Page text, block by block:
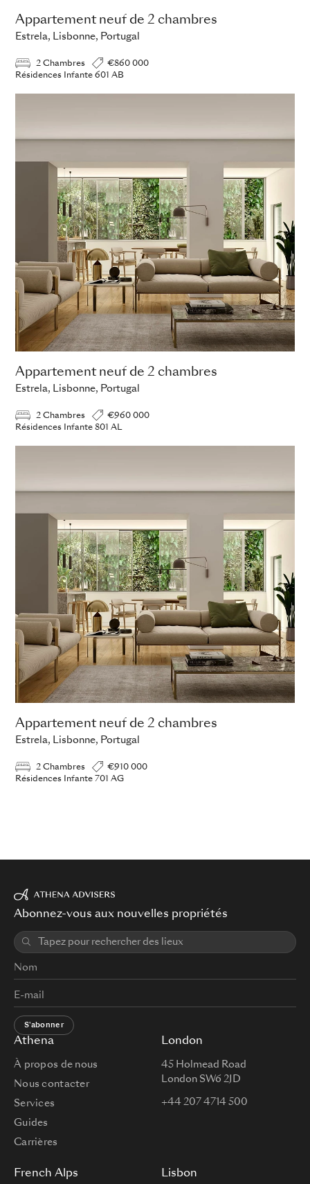
Appartement neuf de 2 chambres
Estrela, Lisbonne, Portugal
2 Chambres
€860 000
Résidences Infante 601 AB
Appartement neuf de 2 chambres
Estrela, Lisbonne, Portugal
2 Chambres
€960 000
Résidences Infante 801 AL
Appartement neuf de 2 chambres
Estrela, Lisbonne, Portugal
2 Chambres
€910 000
Résidences Infante 701 AG
Athena
À propos de nous
Nous contacter
Services
Guides
Carrières
London
45 Holmead Road
London SW6 2JD
+44 207 4714 500
French Alps Lisbon
Abonnez-vous aux nouvelles propriétés
S'abonner